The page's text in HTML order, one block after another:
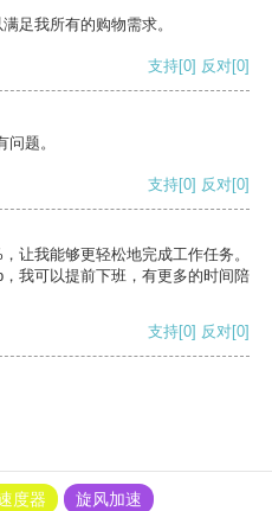
足我所有的购物需求。
支持[0] 反对[0]
题。
支持[0] 反对[0]
让我能够更轻松地完成工作任务。
我可以提前下班，有更多的时间陪
支持[0] 反对[0]
度器
旋风加速